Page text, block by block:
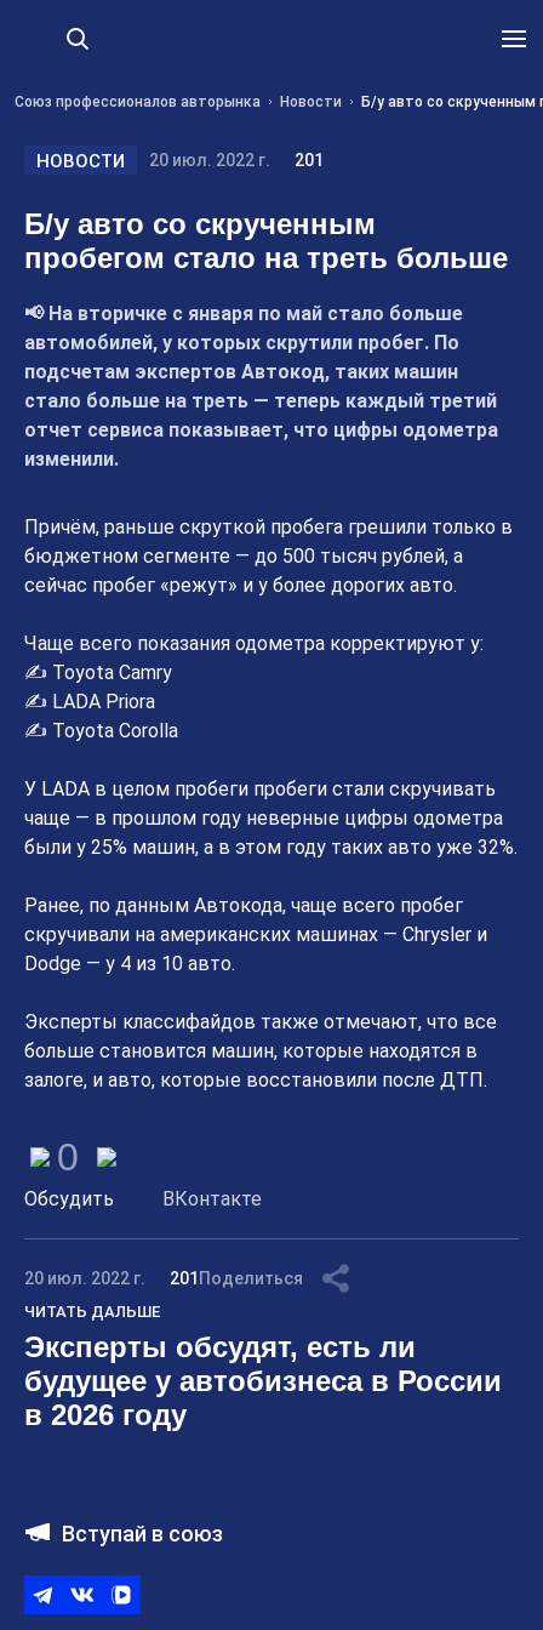
Союз профессионалов авторынка Новости Б/у авто со скрученным
НОВОСТИ 20 июл. 2022 г. 201
Б/у авто со скрученным
пробегом стало на треть больше
📢 На вторичке с января по май стало больше
автомобилей, у которых скрутили пробег. По
подсчетам экспертов Автокод, таких машин
стало больше на треть — теперь каждый третий
отчет сервиса показывает, что цифры одометра
изменили.
Причём, раньше скруткой пробега грешили только в
бюджетном сегменте — до 500 тысяч рублей, а
сейчас пробег «режут» и у более дорогих авто.
Чаще всего показания одометра корректируют у:
✍ Toyota Camry
✍ LADA Priora
✍ Toyota Corolla
У LADA в целом пробеги пробеги стали скручивать
чаще — в прошлом году неверные цифры одометра
были у 25% машин, а в этом году таких авто уже 32%.
Ранее, по данным Автокода, чаще всего пробег
скручивали на американских машинах — Chrysler и
Dodge — у 4 из 10 авто.
Эксперты классифайдов также отмечают, что все
больше становится машин, которые находятся в
залоге, и авто, которые восстановили после ДТП.
0
Обсудить ВКонтакте
20 июл. 2022 г. 201 Поделиться
ЧИТАТЬ ДАЛЬШЕ
Эксперты обсудят, есть ли
будущее у автобизнеса в России
в 2026 году
Вступай в союз
TelegramВКонтакте
ВК